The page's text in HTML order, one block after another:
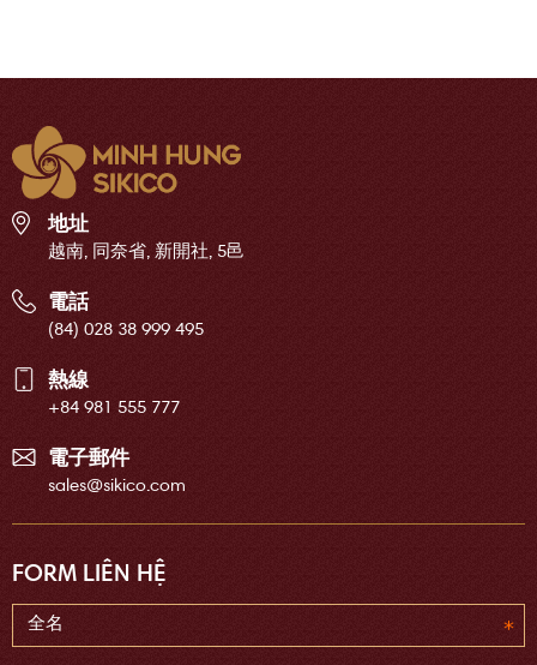
地址
越南, 同奈省, 新開社, 5邑
電話
(84) 028 38 999 495
熱線
+84 981 555 777
電子郵件
sales@sikico.com
FORM LIÊN HỆ